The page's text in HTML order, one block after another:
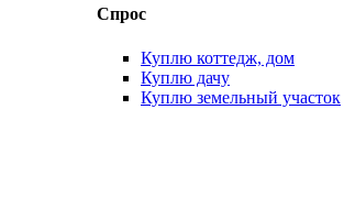
Спрос
Куплю коттедж, дом
Куплю дачу
Куплю земельный участок